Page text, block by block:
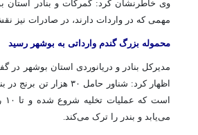
وی خاطرنشان کرد: گمرکات و بنادر استان
مهمی که در واردات دارند، در صادرات نیز
محموله بزرگ گندم وارداتی به بوشهر رسید
مدیرکل بنادر و دریانوردی استان بوشهر در
اظهار کرد: شناور حامل ۳۰
می‌یابد و بندر را ترک می‌کند.